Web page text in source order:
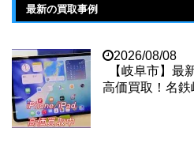
最新の買取事例
2026/08/08
【岐阜市】最
高価買取！名